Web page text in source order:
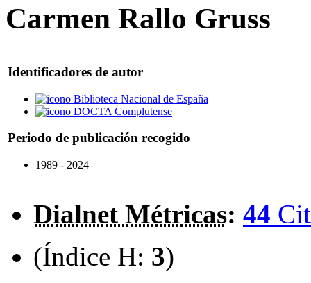
Carmen Rallo Gruss
Identificadores de autor
Biblioteca Nacional de España
DOCTA Complutense
Periodo de publicación recogido
1989 - 2024
Dialnet Métricas: 44
(Índice H: 3)